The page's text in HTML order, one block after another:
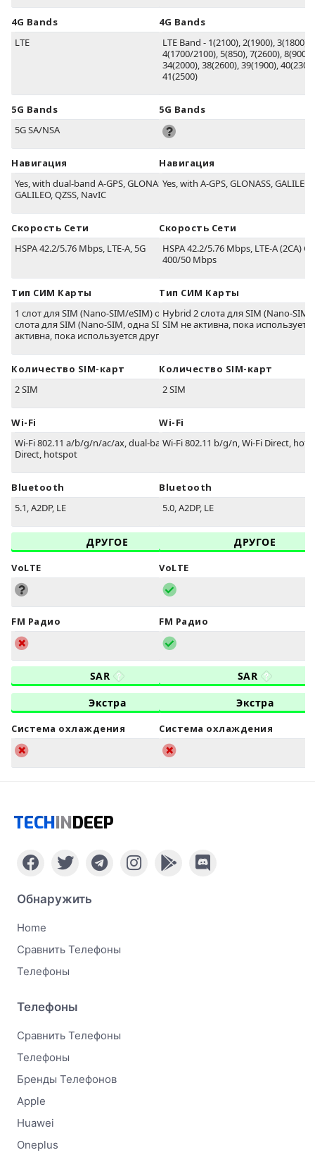
4G Bands
LTE
5G Bands
5G SA/NSA
Навигация
Yes, with dual-band A-GPS, GLONASS, BDS,
GALILEO, QZSS, NavIC
Скорость Сети
HSPA 42.2/5.76 Mbps, LTE-A, 5G
Тип СИМ Карты
1 слот для SIM (Nano-SIM/eSIM) or Hybrid 2
слота для SIM (Nano-SIM, одна SIM не
активна, пока используется другая)
Количество SIM-карт
2 SIM
Wi-Fi
Wi-Fi 802.11 a/b/g/n/ac/ax, dual-band, Wi-Fi
Direct, hotspot
Bluetooth
5.1, A2DP, LE
ДРУГОЕ
VoLTE
FM Радио
SAR
Экстра
Система охлаждения
4G Bands
LTE Band - 1(2100), 2(1900), 3(1800),
4(1700/2100), 5(850), 7(2600), 8(900),
34(2000), 38(2600), 39(1900),
41(2500)
5G Bands
Навигация
Yes, with A-GPS, GLONASS, GALILEO,
Скорость Сети
HSPA 42.2/5.76 Mbps, LTE-A (2CA)
400/50 Mbps
Тип СИМ Карты
Hybrid 2 слота для SIM (Nano-SIM,
SIM не активна, пока
Количество SIM-карт
2 SIM
Wi-Fi
Wi-Fi 802.11 b/g/n, Wi-Fi Direct,
Bluetooth
5.0, A2DP, LE
ДРУГОЕ
VoLTE
FM Радио
SAR
Экстра
Система охлаждения
TECHINDEEP
Обнаружить
Home
Сравнить Телефоны
Телефоны
Телефоны
Сравнить Телефоны
Телефоны
Бренды Телефонов
Apple
Huawei
Oneplus